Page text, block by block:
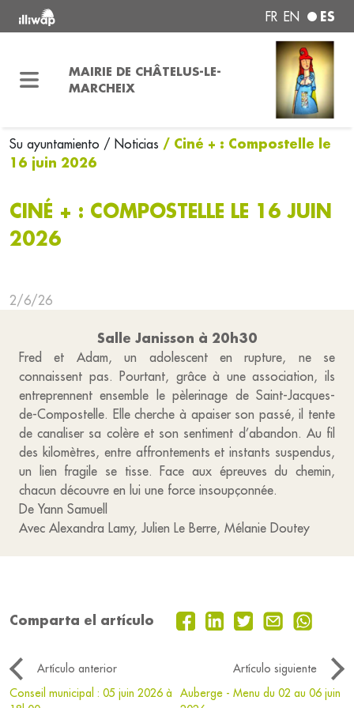
FR EN ES
MAIRIE DE CHÂTELUS-LE-
MARCHEIX
Su ayuntamiento / Noticias / Ciné + : Compostelle le
16 juin 2026
CINÉ + : COMPOSTELLE LE 16 JUIN
2026
2/6/26
Salle Janisson à 20h30
Fred et Adam, un adolescent en rupture, ne se
connaissent pas. Pourtant, grâce à une association, ils
entreprennent ensemble le pèlerinage de Saint-Jacques-
de-Compostelle. Elle cherche à apaiser son passé, il tente
de canaliser sa colère et son sentiment d’abandon. Au fil
des kilomètres, entre affrontements et instants suspendus,
un lien fragile se tisse. Face aux épreuves du chemin,
chacun découvre en lui une force insoupçonnée.
De Yann Samuell
Avec Alexandra Lamy, Julien Le Berre, Mélanie Doutey
Comparta el artículo
Artículo anterior
Artículo siguiente
Conseil municipal : 05 juin 2026 à
Auberge - Menu du 02 au 06 juin